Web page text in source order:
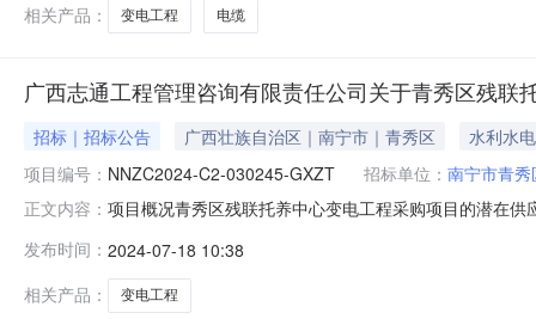
相关产品：
变电工程 电缆
广西志通工程管理咨询有限责任公司关于青秀区残联
招标｜招标公告 广西壮族自治区｜南宁市｜青秀区
水利水电
项目编号： NNZC2024-C2-030245-GXZT 招标单位： 南宁市青
正文内容： 项目概况青秀区残联托养中心变电工程采购项目的潜在
托养中心变电工程数量:1预算金额（元）:880695.12简
发布时间： 2024-07-18 10:38
相关产品：
变电工程